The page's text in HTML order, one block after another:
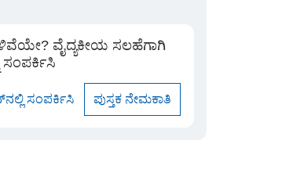
ವೈದ್ಯಕೀಯ ಸಲಹೆಗಾಗಿ
ಸಂಪರ್ಕಿಸಿ
ಸಂಪರ್ಕಿಸಿ ಪುಸ್ತಕ ನೇಮಕಾತಿ